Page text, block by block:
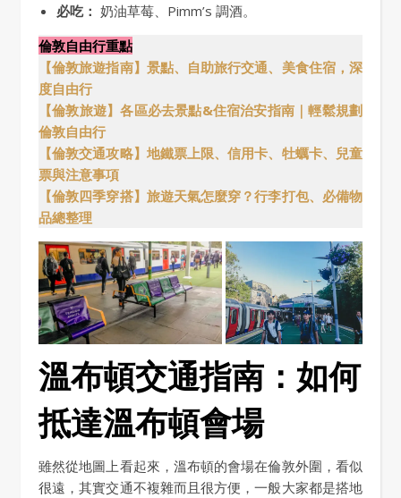
必吃： 奶油草莓、Pimm’s 調酒。
倫敦自由行重點
【倫敦旅遊指南】景點、自助旅行交通、美食住宿，深
度自由行
【倫敦旅遊】各區必去景點&住宿治安指南｜輕鬆規劃
倫敦自由行
【倫敦交通攻略】地鐵票上限、信用卡、牡蠣卡、兒童
票與注意事項
【倫敦四季穿搭】旅遊天氣怎麼穿？行李打包、必備物
品總整理
溫布頓交通指南：如何
抵達溫布頓會場
雖然從地圖上看起來，溫布頓的會場在倫敦外圍，看似
很遠，其實交通不複雜而且很方便，一般大家都是搭地